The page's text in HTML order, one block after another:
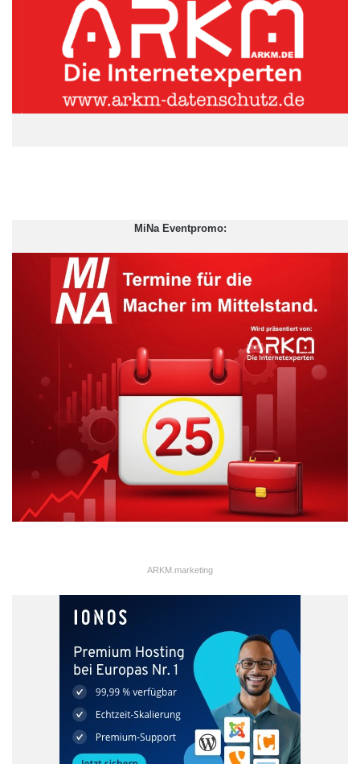
Chrome hinzu, die im Anschluss an den PWN2OWN-
Wettbewerb in Vancouver entwickelt wurden, so wird jeder
abwehrbewusste IT-Sicherheitsexperte diesen Monat ein
doppeltes Arbeitspensum auf sich zukommen sehen.
ARKM.marketing
Für Microsoft gibt es elf Bulletins, MS15-032 bis MS15-042,
vier davon kritisch. Doch die Prioritäten sind diesen Monat
klar gesteckt:
ermöglichen, darunter eine Zero-Day-Lücke. Diese Zero-Day-
Lücke, CVE-2015-1641, wird in Word 2010 bereits in
begrenztem Ausmaß aktiv angegriffen. Gleichermaßen betrifft
die Schwachstelle auch Word 2007 und 2012 und sogar Word
2011 auf dem Mac. Dass Microsoft diesen Patch nur als
„wichtig“ einstuft, liegt einzig daran, dass der Benutzer eine
manipulierte Datei öffnen muss, damit die Lücke ausgenutzt
werden kann. Das ist jedoch in den meisten Unternehmen eine
sehr niedrige Sicherheitsbarriere, da das Öffnen von Word
DOCX-Dateien nun einmal zu den Aufgaben von Mitarbeitern
MiNa Eventpromo:
ARKM.marketing